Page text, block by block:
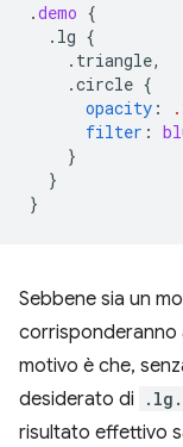
.demo {
.lg {
.triangle,
.circle {
opacity :
filter :
}
}
}
Sebbene sia un
corrisponderanno
motivo è che,
desiderato di
risultato effettivo